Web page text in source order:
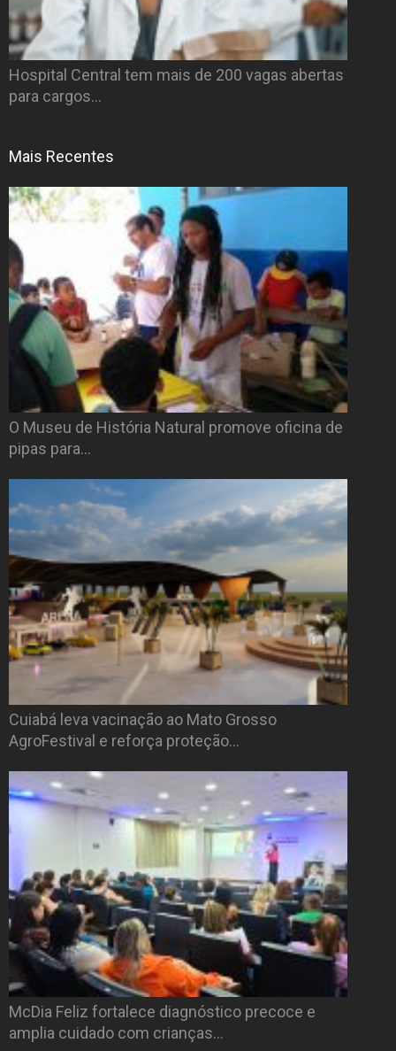
Hospital Central tem mais de 200 vagas abertas
para cargos…
Mais Recentes
O Museu de História Natural promove oficina de
pipas para…
Cuiabá leva vacinação ao Mato Grosso
AgroFestival e reforça proteção…
McDia Feliz fortalece diagnóstico precoce e
amplia cuidado com crianças…